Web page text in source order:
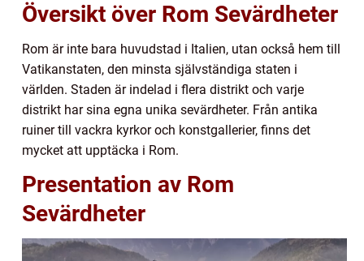
Översikt över Rom Sevärdheter
Rom är inte bara huvudstad i Italien, utan också hem till
Vatikanstaten, den minsta självständiga staten i
världen. Staden är indelad i flera distrikt och varje
distrikt har sina egna unika sevärdheter. Från antika
ruiner till vackra kyrkor och konstgallerier, finns det
mycket att upptäcka i Rom.
Presentation av Rom
Sevärdheter